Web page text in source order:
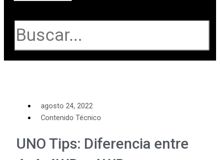
agosto 24, 2022
Contenido Técnico
UNO Tips: Diferencia entre